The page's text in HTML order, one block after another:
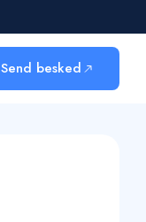
Send besked